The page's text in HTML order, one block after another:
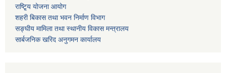
राष्टि्ृय योजना आयोग
शहरी बिकास तथा भवन निर्माण विभाग
सङ्घीय मामिला तथा स्थानीय विकास मन्त्रालय
सार्बजनिक खरिद अनुगमन कार्यालय